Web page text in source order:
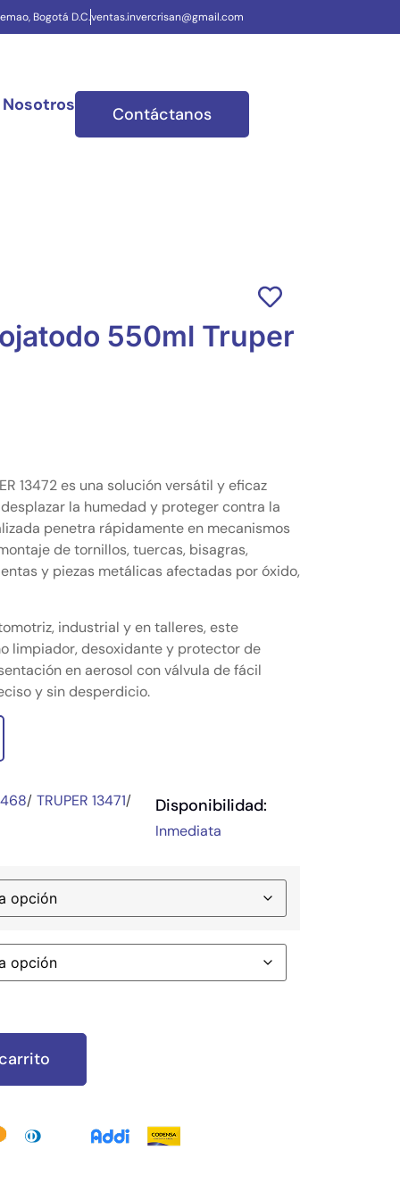
Bogotá D.C.ventas.invercrisan@gmail.com
Contáctanos
550ml Truper
13472 es una solución versátil y eficaz
la humedad y proteger contra la
penetra rápidamente en mecanismos
de tornillos, tuercas, bisagras,
y piezas metálicas afectadas por óxido,
industrial y en talleres, este
limpiador, desoxidante y protector de
en aerosol con válvula de fácil
y sin desperdicio.
/ TRUPER 13471/ Disponibilidad:
Inmediata